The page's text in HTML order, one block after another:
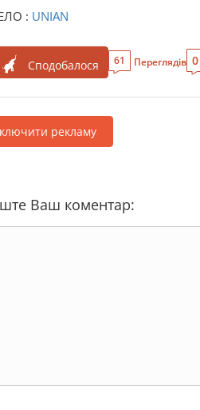
: UNIAN
Сподобалося 61 Переглядів 0
рекламу
Ваш коментар: